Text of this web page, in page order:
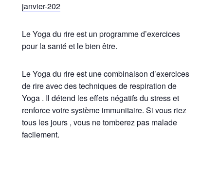
janvier-202
Le Yoga du rire est un programme d’exercices
pour la santé et le bien être.
Le Yoga du rire est une combinaison d’exercices
de rire avec des techniques de respiration de
Yoga . Il détend les effets négatifs du stress et
renforce votre système immunitaire. Si vous riez
tous les jours , vous ne tomberez pas malade
facilement.